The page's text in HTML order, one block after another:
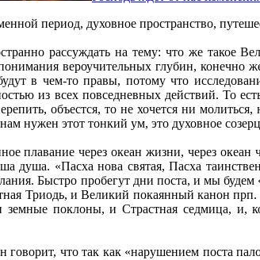
период, духовное пространство,
рассуждать на тему: что же такое
вероучительных глубин,
в чем-то правы, потому что
из всех повседневных действий. То
объестся, то не хочется ни
нужен этот тонкий ум, это духовное
плавание через океан жизни, через
душа. «Пасха нова святая, Пасха
Быстро пробегут дни поста, и мы
Триодь, и Великий покаянный канон
земные поклоны, и Страстная седмица,
что так как «нарушением поста